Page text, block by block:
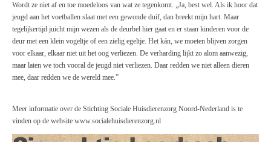
Wordt ze niet af en toe moedeloos van wat ze tegenkomt. „Ja, best wel. Als ik hoor dat
jeugd aan het voetballen slaat met een gewonde duif, dan breekt mijn hart. Maar
tegelijkertijd juicht mijn wezen als de deurbel hier gaat en er staan kinderen voor de
deur met een klein vogeltje of een zielig egeltje. Het kán, we moeten blijven zorgen
voor elkaar, elkaar niet uit het oog verliezen. De verharding lijkt zo alom aanwezig,
maar laten we toch vooral de jeugd niet verliezen. Daar redden we niet alleen dieren
mee, daar redden we de wereld mee.”
Meer informatie over de Stichting Sociale Huisdierenzorg Noord-Nederland is te
vinden op de website www.socialehuisdierenzorg.nl